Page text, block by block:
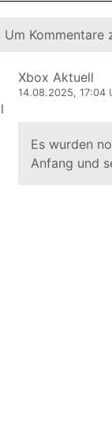
Um Kommentare
Xbox Aktuell
14.08.2025, 17:04
Es wurden
Anfang und